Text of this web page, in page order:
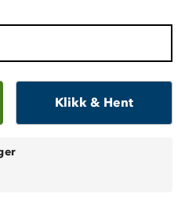
Klikk & Hent